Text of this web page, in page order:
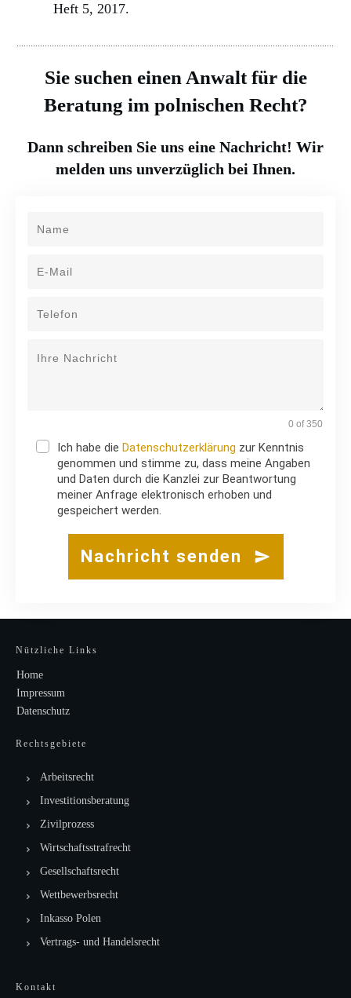
Heft 5, 2017.
Sie suchen einen Anwalt für die
Beratung im polnischen Recht?
Dann schreiben Sie uns eine Nachricht! Wir
melden uns unverzüglich bei Ihnen.
0 of 350
Ich habe die Datenschutzerklärung zur Kenntnis
genommen und stimme zu, dass meine Angaben
und Daten durch die Kanzlei zur Beantwortung
meiner Anfrage elektronisch erhoben und
gespeichert werden.
Nachricht senden
Nützliche Links
Home
Impressum
Datenschutz
Rechtsgebiete
Arbeitsrecht
Investitionsberatung
Zivilprozess
Wirtschaftsstrafrecht
Gesellschaftsrecht
Wettbewerbsrecht
Inkasso Polen
Vertrags- und Handelsrecht
Kontakt